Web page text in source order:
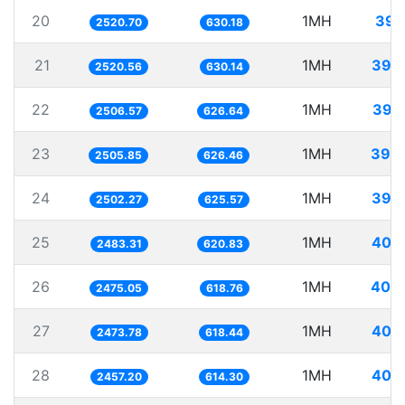
20 2520.70 630.18 1MH
21 2520.56 630.14 1MH
22 2506.57 626.64 1MH
23 2505.85 626.46 1MH
24 2502.27 625.57 1MH
25 2483.31 620.83 1MH
26 2475.05 618.76 1MH
27 2473.78 618.44 1MH
28 2457.20 614.30 1MH